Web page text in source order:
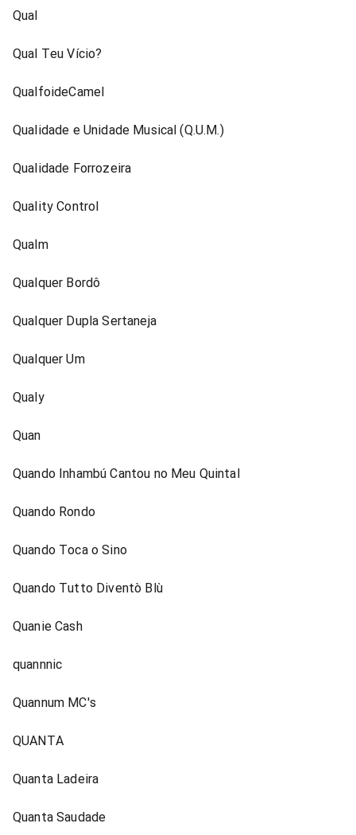
Qual
Qual Teu Vício?
QualfoideCamel
Qualidade e Unidade Musical (Q.U.M.)
Qualidade Forrozeira
Quality Control
Qualm
Qualquer Bordô
Qualquer Dupla Sertaneja
Qualquer Um
Qualy
Quan
Quando Inhambú Cantou no Meu Quintal
Quando Rondo
Quando Toca o Sino
Quando Tutto Diventò Blù
Quanie Cash
quannnic
Quannum MC's
QUANTA
Quanta Ladeira
Quanta Saudade